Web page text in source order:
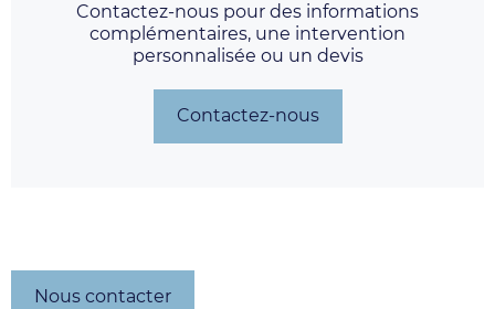
Contactez-nous pour des informations
complémentaires, une intervention
personnalisée ou un devis
Contactez-nous
Nous contacter